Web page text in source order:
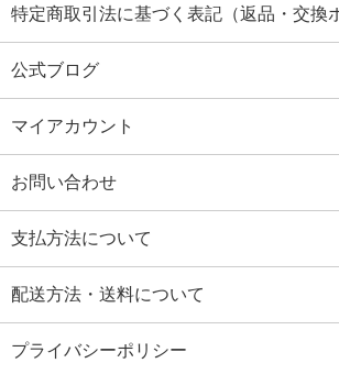
特定商取引法に基づく表記（返品・交換
公式ブログ
マイアカウント
お問い合わせ
支払方法について
配送方法・送料について
プライバシーポリシー